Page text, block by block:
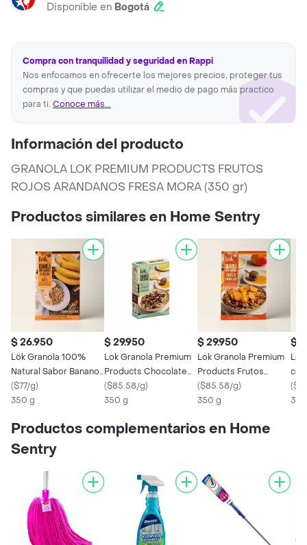
Disponible en Bogotá
Compra con tranquilidad y seguridad en Rappi
Nos enfocamos en ofrecerte los mejores precios, proteger tus
compras y que puedas utilizar el medio de pago más practico
para ti. Conoce más...
Información del producto
GRANOLA LOK PREMIUM PRODUCTS FRUTOS
ROJOS ARANDANOS FRESA MORA (350 gr)
Productos similares en Home Sentry
$ 26.950
Lök Granola 100%
Natural Sabor Banano
y Miel
($77/g)
350 g
$ 29.950
Lok Granola Premium
Products Chocolate
Alamendra Quinoa
($85.58/g)
350 g
$ 29.950
Lok Granola Premium
Products Frutos
Amarillos Piña Mango
Uchuva
($85.58/g)
350 g
$
(
Productos complementarios en Home
Sentry